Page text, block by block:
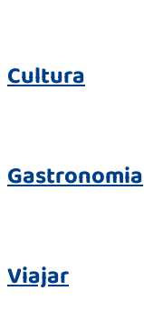
Cultura
Gastronomia
Viajar